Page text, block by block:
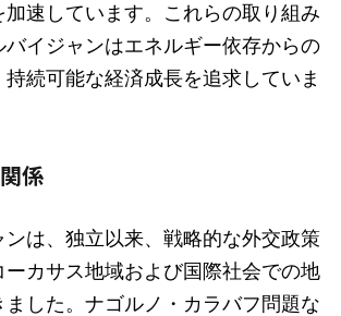
速しています。これらの取り組み
バイジャンはエネルギー依存からの
続可能な経済成長を追求していま
係
ンは、独立以来、戦略的な外交政策
ーカサス地域および国際社会での地
した。ナゴルノ・カラバフ問題な